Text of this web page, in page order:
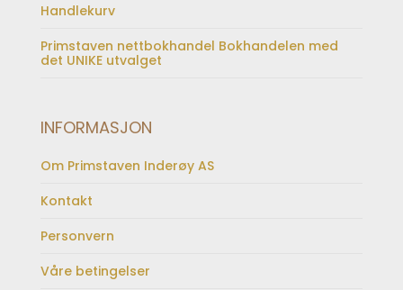
Handlekurv
Primstaven nettbokhandel Bokhandelen med
det UNIKE utvalget
INFORMASJON
Om Primstaven Inderøy AS
Kontakt
Personvern
Våre betingelser